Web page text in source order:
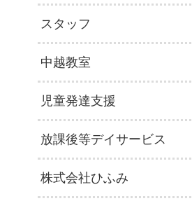
スタッフ
中越教室
児童発達支援
放課後等デイサービス
株式会社ひふみ